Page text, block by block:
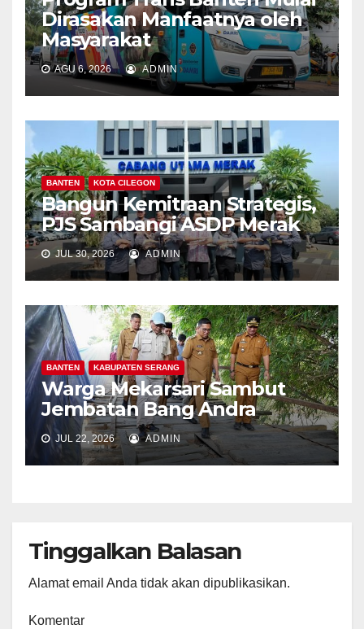
Dirasakan Manfaatnya oleh
Masyarakat
AGU 6, 2026 ADMIN
BANTEN KOTA CILEGON
Bangun Kemitraan Strategis,
PJS Sambangi ASDP Merak
JUL 30, 2026 ADMIN
BANTEN KABUPATEN SERANG
Warga Mekarsari Sambut
Jembatan Bang Andra
JUL 22, 2026 ADMIN
Tinggalkan Balasan
Alamat email Anda tidak akan dipublikasikan.
Komentar